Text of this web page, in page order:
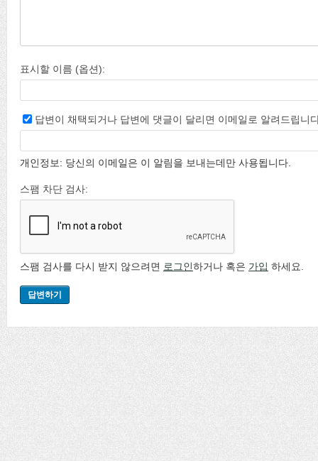
표시할 이름 (옵션):
답변이 채택되거나 답변에 댓글이 달리면 이메일로 알려드립니
개인정보: 당신의 이메일은 이 알림을 보내는데만 사용됩니다.
스팸 차단 검사:
스팸 검사를 다시 받지 않으려면 로그인하거나 혹은 가입 하세요.